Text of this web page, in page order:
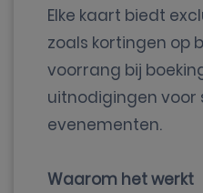
Elke kaart biedt
zoals kortingen op
voorrang bij
uitnodigingen voor
evenementen.
Waarom het werkt